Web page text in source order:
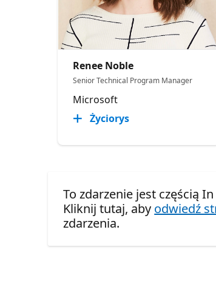
Renee Noble
Senior Technical Program Manager​
Microsoft
Życiorys
To zdarzenie jest częścią
Kliknij tutaj, aby odwiedź
zdarzenia.